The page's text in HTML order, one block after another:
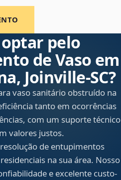
pelo
de Vaso em
Joinville‑SC?
vaso sanitário obstruído na
tanto em ocorrências
com um suporte técnico
valores justos.
de entupimentos
na sua área. Nosso
e excelente custo-